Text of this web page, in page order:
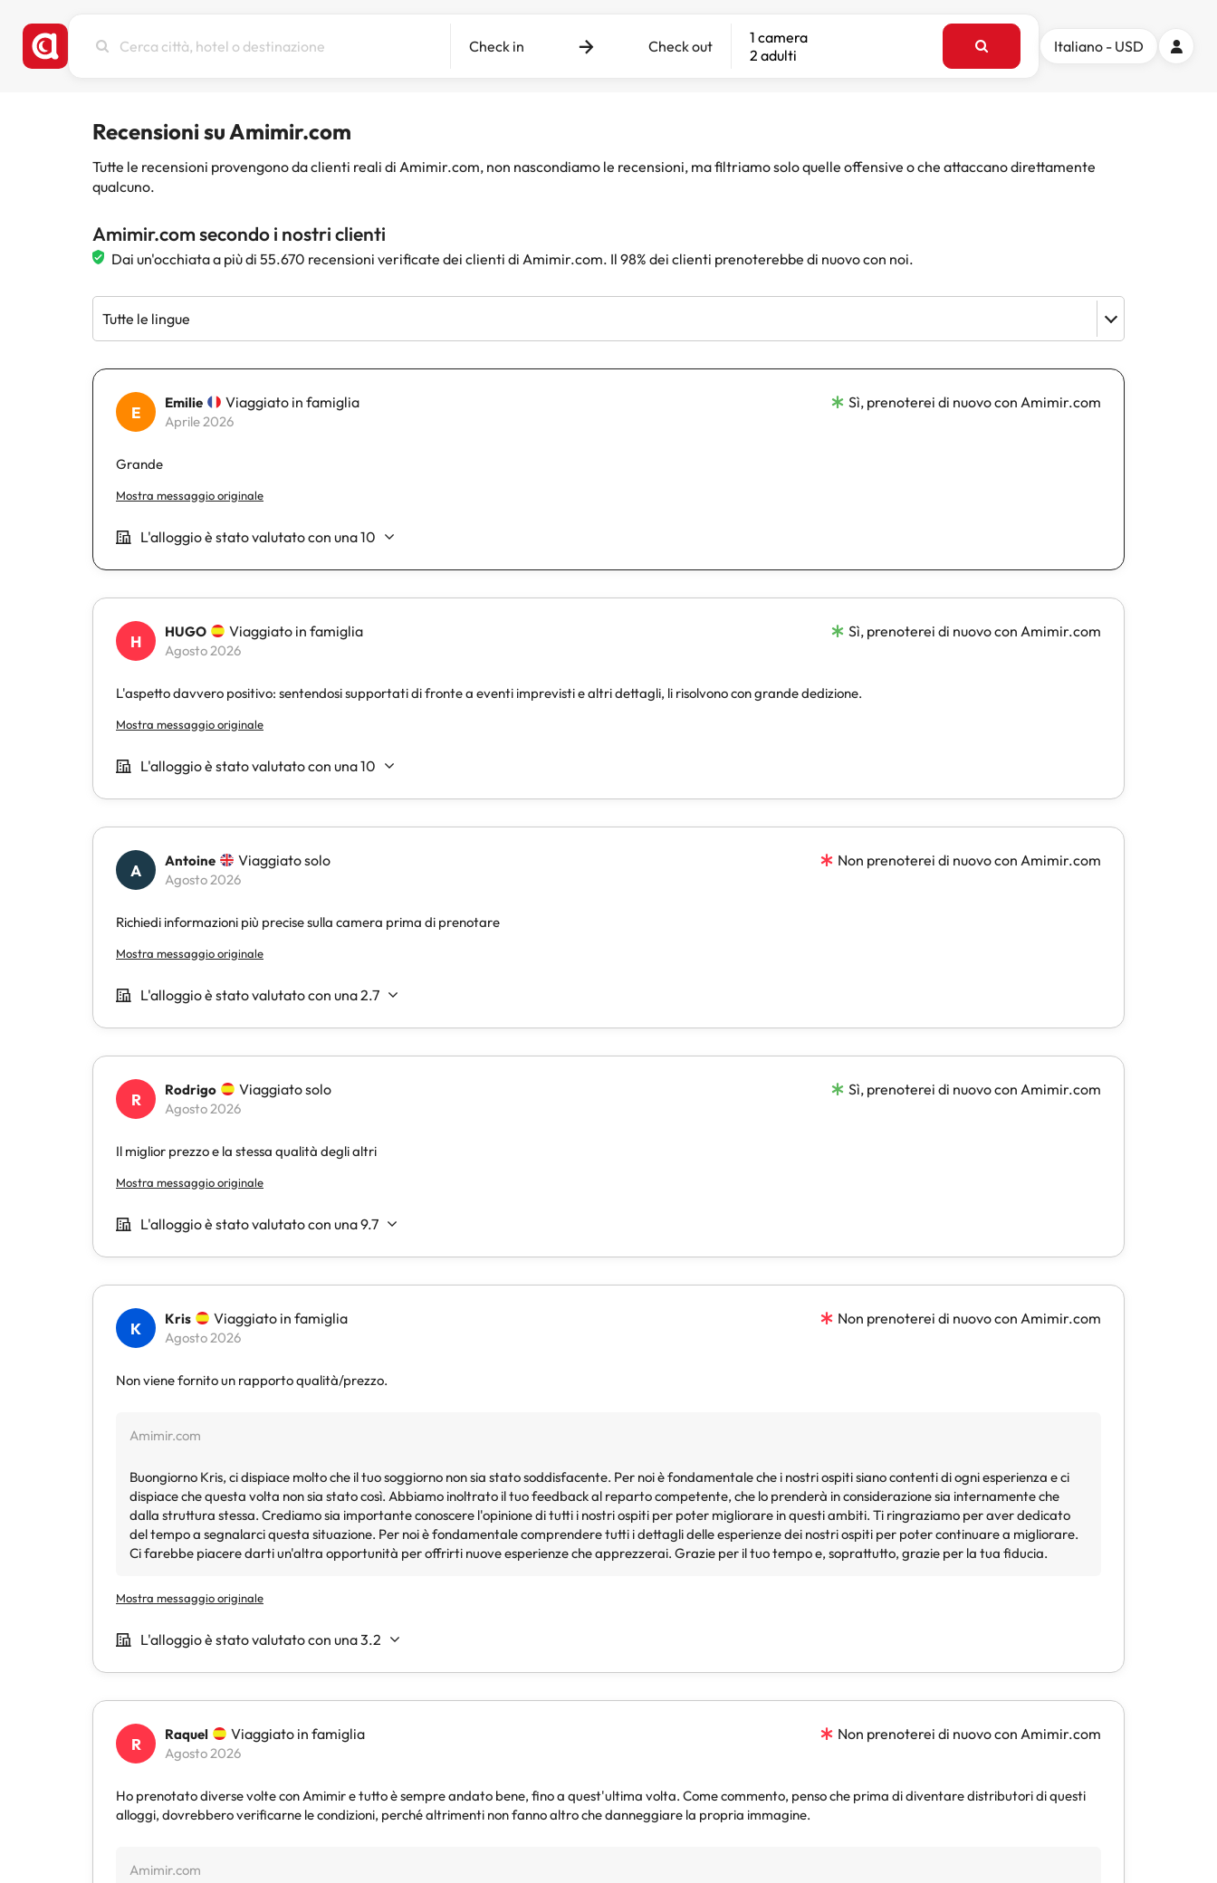
città,
Check in Check out
1 camera
2 adulti
Italiano - USD
Recensioni su Amimir.com
Tutte le recensioni provengono da clienti reali di Amimir.com, non nascondiamo le recensioni, ma filtriamo solo quelle offensive o che attaccano direttamente
qualcuno.
Amimir.com secondo i nostri clienti
Dai un'occhiata a più di 55.670 recensioni verificate dei clienti di Amimir.com. Il 98% dei clienti prenoterebbe di nuovo con noi.